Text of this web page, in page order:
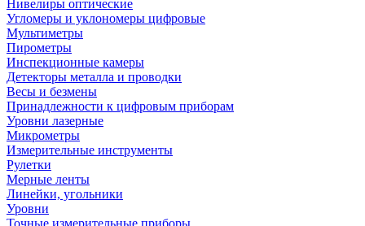
Нивелиры оптические
Угломеры и уклономеры цифровые
Мультиметры
Пирометры
Инспекционные камеры
Детекторы металла и проводки
Весы и безмены
Принадлежности к цифровым приборам
Уровни лазерные
Микрометры
Измерительные инструменты
Рулетки
Мерные ленты
Линейки, угольники
Уровни
Точные измерительные приборы